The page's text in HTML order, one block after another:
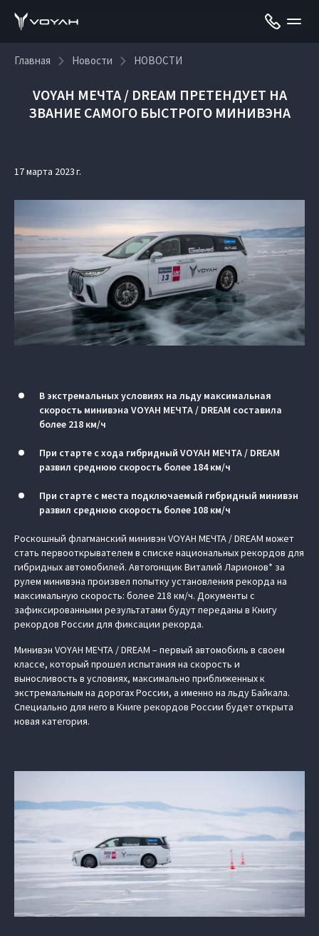
Главная Новости НОВОСТИ
VOYAH МЕЧТА / DREAM ПРЕТЕНДУЕТ НА
ЗВАНИЕ САМОГО БЫСТРОГО МИНИВЭНА
17 марта 2023 г.
В экстремальных условиях на льду максимальная
скорость минивэна VOYAH МЕЧТА / DREAM составила
более 218 км/ч
При старте с хода гибридный VOYAH МЕЧТА / DREAM
развил среднюю скорость более 184 км/ч
При старте с места подключаемый гибридный минивэн
развил среднюю скорость более 108 км/ч
Роскошный флагманский минивэн VOYAH МЕЧТА / DREAM может
стать первооткрывателем в списке национальных рекордов для
гибридных автомобилей. Автогонщик Виталий Ларионов* за
рулем минивэна произвел попытку установления рекорда на
максимальную скорость: более 218 км/ч. Документы с
зафиксированными результатами будут переданы в Книгу
рекордов России для фиксации рекорда.
Минивэн VOYAH МЕЧТА / DREAM – первый автомобиль в своем
классе, который прошел испытания на скорость и
выносливость в условиях, максимально приближенных к
экстремальным на дорогах России, а именно на льду Байкала.
Специально для него в Книге рекордов России будет открыта
новая категория.